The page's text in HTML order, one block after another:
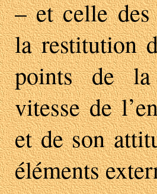
– et celle des
la restitution
points de
vitesse de
et de son
éléments